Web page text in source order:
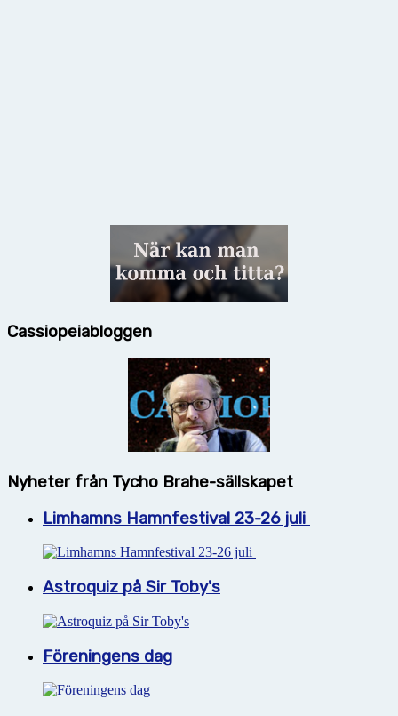
Cassiopeiabloggen
Nyheter från Tycho Brahe-sällskapet
Limhamns Hamnfestival 23-26 juli
Astroquiz på Sir Toby's
Föreningens dag